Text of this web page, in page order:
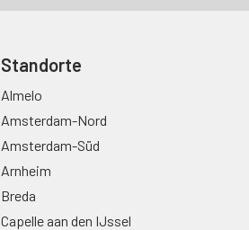
Standorte
Almelo
Amsterdam-Nord
Amsterdam-Süd
Arnheim
Breda
Capelle aan den IJssel